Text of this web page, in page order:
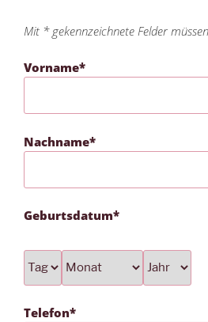
Mit * gekennzeichnete Felder
Vorname*
Nachname*
Geburtsdatum*
Telefon*